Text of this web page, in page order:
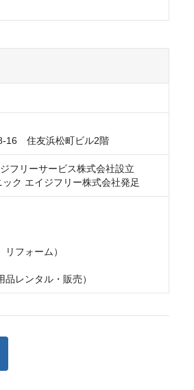
16　住友浜松町ビル2階
フリーサービス株式会社設立
ク エイジフリー株式会社発足
フォーム）
レンタル・販売）